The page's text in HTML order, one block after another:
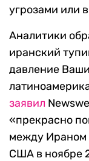
угрозами или
Аналитики
иранский
давление
заявил
«прекрасно
между Ираном
США в ноябре